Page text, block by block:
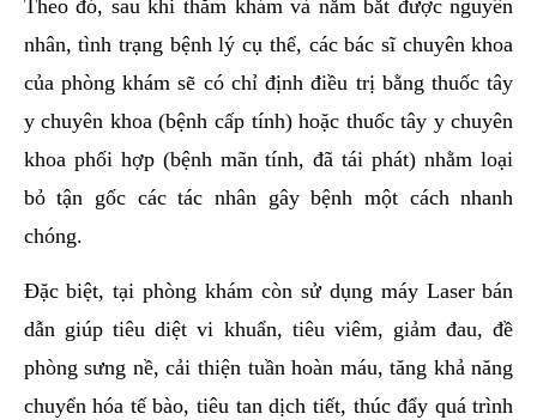
Theo đó, sau khi thăm khám và nắm bắt được nguyên
nhân, tình trạng bệnh lý cụ thể, các bác sĩ chuyên khoa
của phòng khám sẽ có chỉ định điều trị bằng thuốc tây
y chuyên khoa (bệnh cấp tính) hoặc thuốc tây y chuyên
khoa phối hợp (bệnh mãn tính, đã tái phát) nhằm loại
bỏ tận gốc các tác nhân gây bệnh một cách nhanh
chóng.
Đặc biệt, tại phòng khám còn sử dụng máy Laser bán
dẫn giúp tiêu diệt vi khuẩn, tiêu viêm, giảm đau, đề
phòng sưng nề, cải thiện tuần hoàn máu, tăng khả năng
chuyển hóa tế bào, tiêu tan dịch tiết, thúc đẩy quá trình